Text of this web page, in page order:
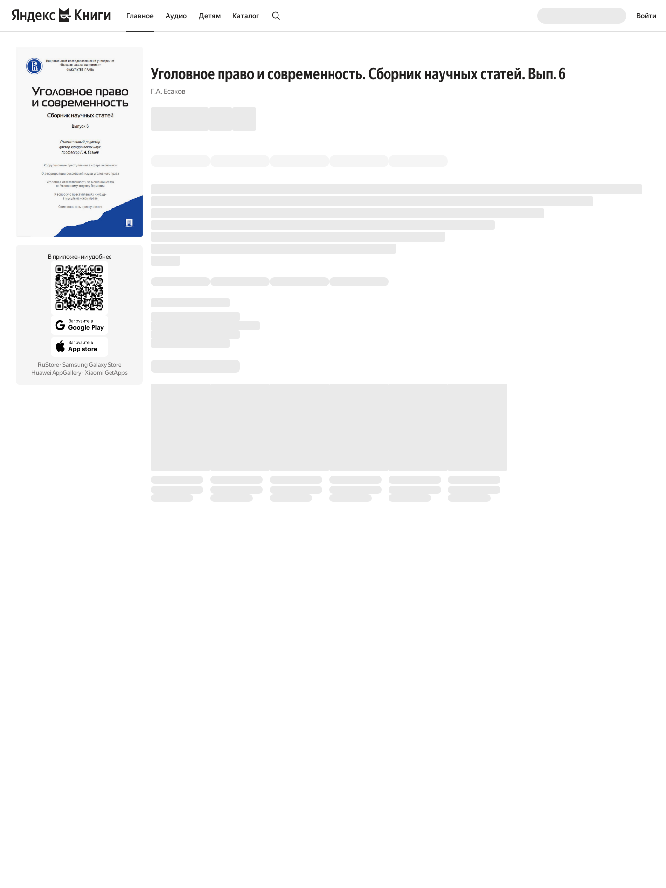
Главное Аудио Детям Каталог Войти
В приложении удобнее
RuStore· Samsung Galaxy Store
Huawei AppGallery· Xiaomi GetApps
Уголовное право и современность. Сборник научных статей. Вып. 6
Г.А. Есаков